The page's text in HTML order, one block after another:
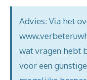
Advies: Via het
wat vragen hebt
voor een